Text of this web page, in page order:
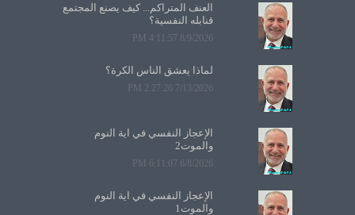
العنف المتراكم... كيف يصنع المجتمع
قنابله النفسية؟
8/9/2026 4:11:57 PM
لماذا يعشق الناس الكرة؟
7/13/2026 2:27:26 PM
الإعجاز النفسي في آية النوم
والموت2
6/8/2026 6:11:07 PM
الإعجاز النفسي في آية النوم
والموت1